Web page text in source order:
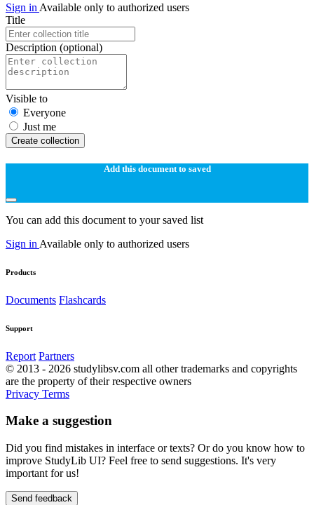
Sign in Available only to authorized users
Title
Description (optional)
Visible to
Everyone
Just me
Create collection
Add this document to saved
You can add this document to your saved list
Sign in Available only to authorized users
Products
Documents Flashcards
Support
Report Partners
© 2013 - 2026 studylibsv.com all other trademarks and copyrights
are the property of their respective owners
Privacy Terms
Make a suggestion
Did you find mistakes in interface or texts? Or do you know how to
improve StudyLib UI? Feel free to send suggestions. It's very
important for us!
Send feedback